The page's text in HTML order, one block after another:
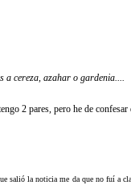
a cereza, azahar o gardenia....
2 pares, pero he de
salió la noticia me da que no fuí a